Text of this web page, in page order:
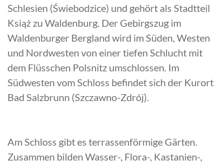
Schlesien (Świebodzice) und gehört als Stadtteil
Książ zu Waldenburg. Der Gebirgszug im
Waldenburger Bergland wird im Süden, Westen
und Nordwesten von einer tiefen Schlucht mit
dem Flüsschen Polsnitz umschlossen. Im
Südwesten vom Schloss befindet sich der Kurort
Bad Salzbrunn (Szczawno-Zdrój).
Am Schloss gibt es terrassenförmige Gärten.
Zusammen bilden Wasser-, Flora-, Kastanien-,